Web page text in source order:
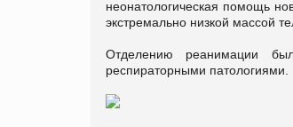
неонатологическая помощь
экстремально низкой массой
Отделению реанимации
респираторными патологиями.